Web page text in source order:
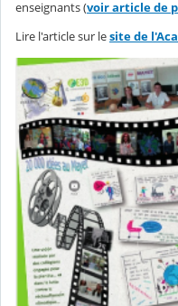
enseignants (voir article de
Lire l'article sur lesite de